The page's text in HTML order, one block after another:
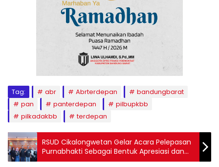
Tag: abr Abrterdepan
bandungbarat
pan
panterdepan
pilbupkbb
pilkadakbb
terdepan
RSUD Cikalongwetan Gelar Acara Pelepasan
Purnabhakti Sebagai Bentuk Apresiasi dan
Penghargaan Kepada Dadang Hadarusman